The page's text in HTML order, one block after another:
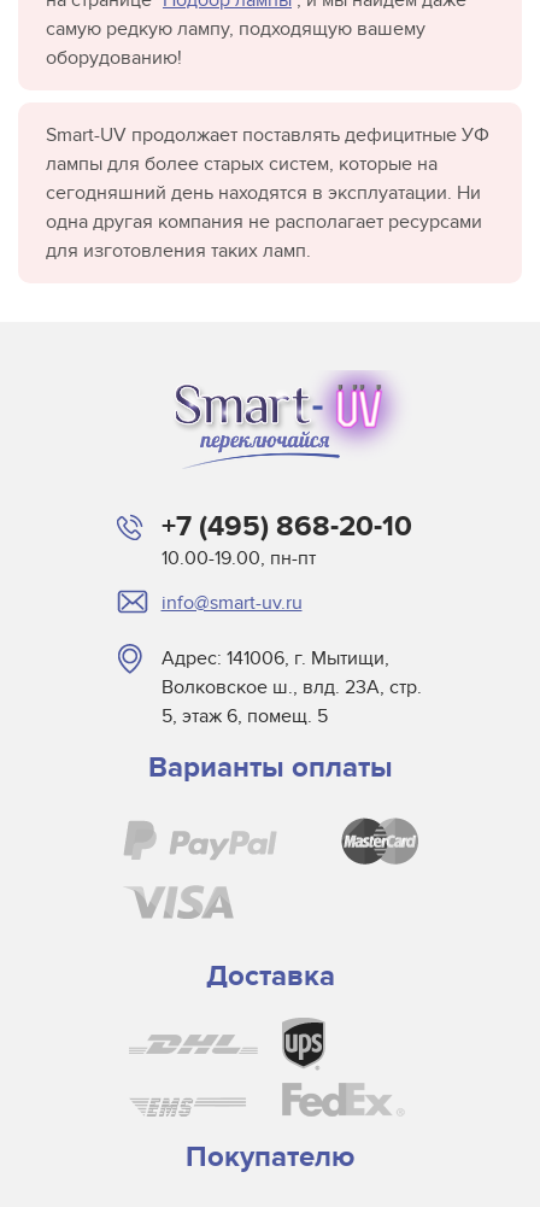
самую редкую лампу, подходящую вашему
оборудованию!
Smart-UV продолжает поставлять дефицитные УФ
лампы для более старых систем, которые на
сегодняшний день находятся в эксплуатации. Ни
одна другая компания не располагает ресурсами
для изготовления таких ламп.
+7 (495) 868-20-10
10.00-19.00, пн-пт
info@smart-uv.ru
Адрес: 141006, г. Мытищи,
Волковское ш., влд. 23А, стр.
5, этаж 6, помещ. 5
Варианты оплаты
Доставка
Покупателю